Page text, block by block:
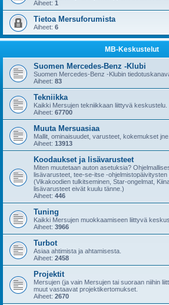
Aiheet: 1
Tietoa Mersuforumista
Aiheet: 6
MB-Keskustelut
Suomen Mercedes-Benz -Klubi
Suomen Mercedes-Benz -Klubin
Aiheet: 83
Tekniikka
Kaikki Mersujen tekniikkaan liittyvä keskustelu.
Aiheet: 67700
Muuta Mersuasiaa
Mallit, ominaisuudet, varusteet, kokemukset jne.
Aiheet: 13913
Koodaukset ja lisävarusteet
Miten muutetaan auton asetuksia?
lisävarusteet, tee-se-itse -ohjelmistopäivitysten
(Vikakoodien tulkitseminen, Star-ongelmat,
lisävarusteet eivät kuulu tänne.)
Aiheet: 446
Tuning
Kaikki Mersujen muokkaamiseen liittyvä
Aiheet: 3966
Turbot
Asiaa ahtimista ja ahtamisesta.
Aiheet: 2458
Projektit
Mersujen (ja vain Mersujen tai suoraan niihin
muut vastaavat projektikertomukset.
Aiheet: 2670